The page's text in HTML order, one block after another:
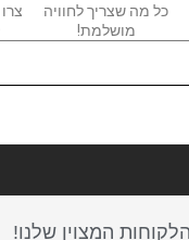
כל מה שצריך לחוויה
מושלמת!
המצוין שלנו!